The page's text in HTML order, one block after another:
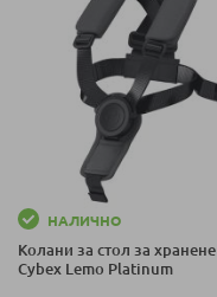
НАЛИЧНО
Колани за стол за хранене
Cybex Lemo Platinum